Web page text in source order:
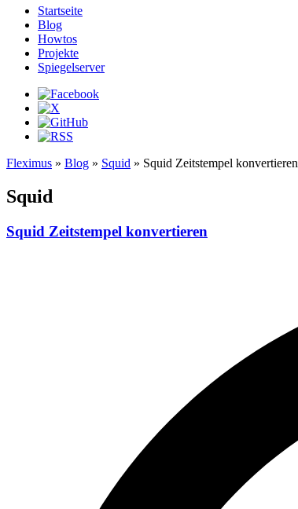
Startseite
Blog
Howtos
Projekte
Spiegelserver
Fleximus » Blog » Squid » Squid Zeitstempel konvertieren
Squid
Squid Zeitstempel konvertieren